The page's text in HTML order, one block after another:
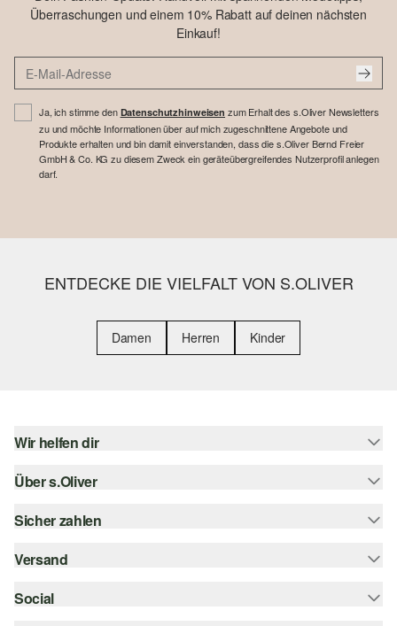
Überraschungen und einem 10% Rabatt auf deinen nächsten
Einkauf!
Ja, ich stimme den Datenschutzhinweisen zum Erhalt des s.Oliver Newsletters
zu und möchte Informationen über auf mich zugeschnittene Angebote und
Produkte erhalten und bin damit einverstanden, dass die s.Oliver Bernd Freier
GmbH & Co. KG zu diesem Zweck ein geräteübergreifendes Nutzerprofil anlegen
darf.
ENTDECKE DIE VIELFALT VON S.OLIVER
Damen Herren Kinder
Wir helfen dir
Hilfe & FAQ
Größenberatung
Top-Kategorien
Über s.Oliver
s.Oliver Magazin
Whatsapp
Sicher zahlen
Rechnung
Kreditkarte
Versand
Sendungsverfolgung
Social